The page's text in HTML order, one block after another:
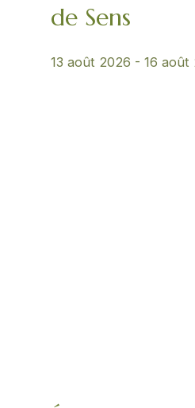
de Sens
13 août 2026 -16 août